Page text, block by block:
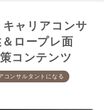
キャリアコンサ
ロープレ面
コンテンツ
コンサルタントになる